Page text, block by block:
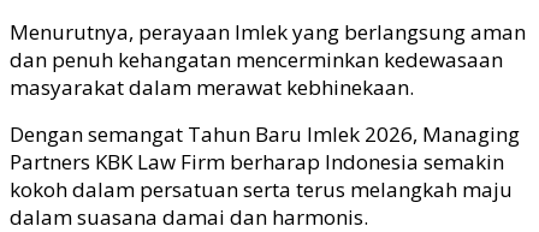
Menurutnya, perayaan Imlek yang berlangsung aman
dan penuh kehangatan mencerminkan kedewasaan
masyarakat dalam merawat kebhinekaan.
Dengan semangat Tahun Baru Imlek 2026, Managing
Partners KBK Law Firm berharap Indonesia semakin
kokoh dalam persatuan serta terus melangkah maju
dalam suasana damai dan harmonis.